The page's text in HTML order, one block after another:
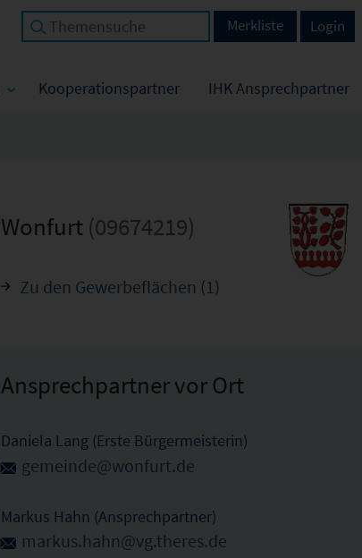
Kooperationspartner IHK Ansprechpartner
Login
Merkliste
Wonfurt (09674219)
Zu den Gewerbeflächen (1)
Ansprechpartner vor Ort
Daniela Lang (Erste Bürgermeisterin)
gemeinde@wonfurt.de
Markus Hahn (Ansprechpartner)
markus.hahn@vg.theres.de